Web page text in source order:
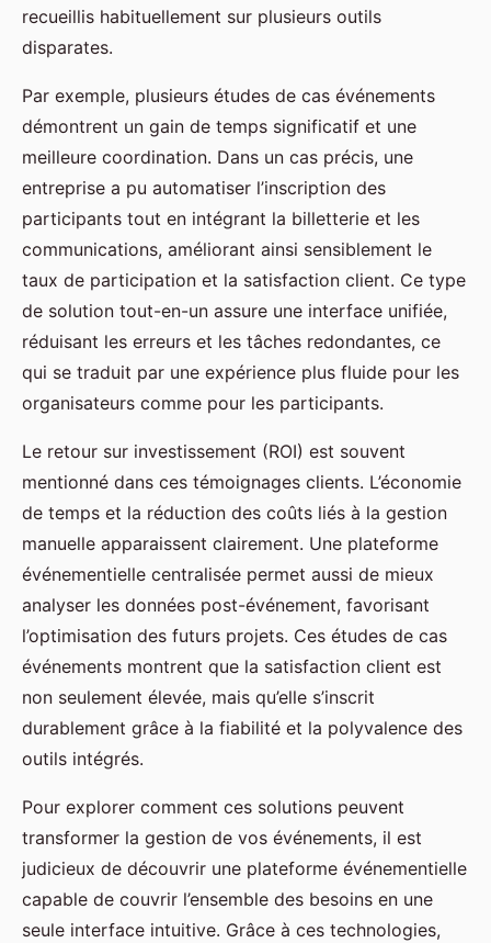
recueillis habituellement sur plusieurs outils
disparates.
Par exemple, plusieurs études de cas événements
démontrent un gain de temps significatif et une
meilleure coordination. Dans un cas précis, une
entreprise a pu automatiser l’inscription des
participants tout en intégrant la billetterie et les
communications, améliorant ainsi sensiblement le
taux de participation et la satisfaction client. Ce type
de solution tout-en-un assure une interface unifiée,
réduisant les erreurs et les tâches redondantes, ce
qui se traduit par une expérience plus fluide pour les
organisateurs comme pour les participants.
Le retour sur investissement (ROI) est souvent
mentionné dans ces témoignages clients. L’économie
de temps et la réduction des coûts liés à la gestion
manuelle apparaissent clairement. Une plateforme
événementielle centralisée permet aussi de mieux
analyser les données post-événement, favorisant
l’optimisation des futurs projets. Ces études de cas
événements montrent que la satisfaction client est
non seulement élevée, mais qu’elle s’inscrit
durablement grâce à la fiabilité et la polyvalence des
outils intégrés.
Pour explorer comment ces solutions peuvent
transformer la gestion de vos événements, il est
judicieux de découvrir une plateforme événementielle
capable de couvrir l’ensemble des besoins en une
seule interface intuitive. Grâce à ces technologies,